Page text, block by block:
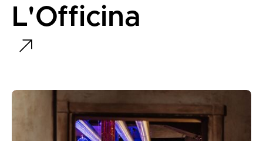
L'Officina